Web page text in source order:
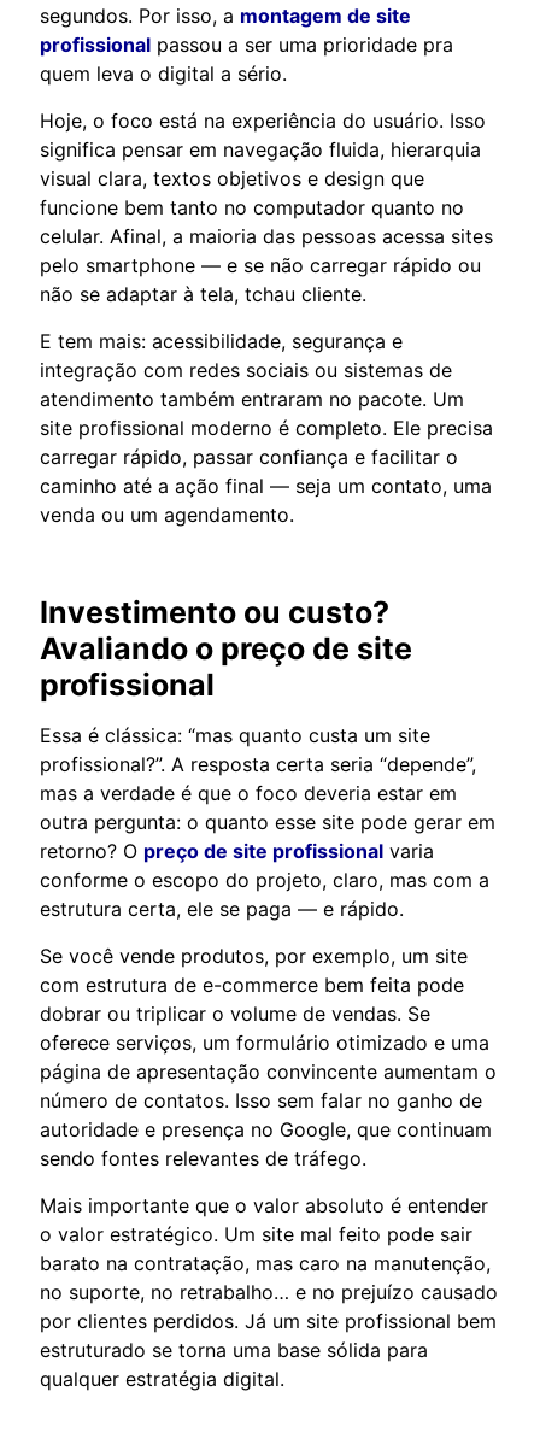
segundos. Por isso, a montagem de site
profissional passou a ser uma prioridade pra
quem leva o digital a sério.
Hoje, o foco está na experiência do usuário. Isso
significa pensar em navegação fluida, hierarquia
visual clara, textos objetivos e design que
funcione bem tanto no computador quanto no
celular. Afinal, a maioria das pessoas acessa sites
pelo smartphone — e se não carregar rápido ou
não se adaptar à tela, tchau cliente.
E tem mais: acessibilidade, segurança e
integração com redes sociais ou sistemas de
atendimento também entraram no pacote. Um
site profissional moderno é completo. Ele precisa
carregar rápido, passar confiança e facilitar o
caminho até a ação final — seja um contato, uma
venda ou um agendamento.
Investimento ou custo?
Avaliando o preço de site
profissional
Essa é clássica: “mas quanto custa um site
profissional?”. A resposta certa seria “depende”,
mas a verdade é que o foco deveria estar em
outra pergunta: o quanto esse site pode gerar em
retorno? O preço de site profissional varia
conforme o escopo do projeto, claro, mas com a
estrutura certa, ele se paga — e rápido.
Se você vende produtos, por exemplo, um site
com estrutura de e-commerce bem feita pode
dobrar ou triplicar o volume de vendas. Se
oferece serviços, um formulário otimizado e uma
página de apresentação convincente aumentam o
número de contatos. Isso sem falar no ganho de
autoridade e presença no Google, que continuam
sendo fontes relevantes de tráfego.
Mais importante que o valor absoluto é entender
o valor estratégico. Um site mal feito pode sair
barato na contratação, mas caro na manutenção,
no suporte, no retrabalho… e no prejuízo causado
por clientes perdidos. Já um site profissional bem
estruturado se torna uma base sólida para
qualquer estratégia digital.